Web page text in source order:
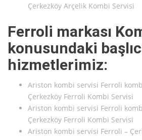
Çerkezköy Arçelik Kombi Servisi
Ferroli markası
konusundaki
hizmetlerimiz:
Ariston kombi servisi Ferroli
Çerkezköy Ferroli Kombi Servisi
Ariston kombi servisi Ferroli
Çerkezköy Ferroli Kombi Servisi
Ariston kombi servisi Ferroli –